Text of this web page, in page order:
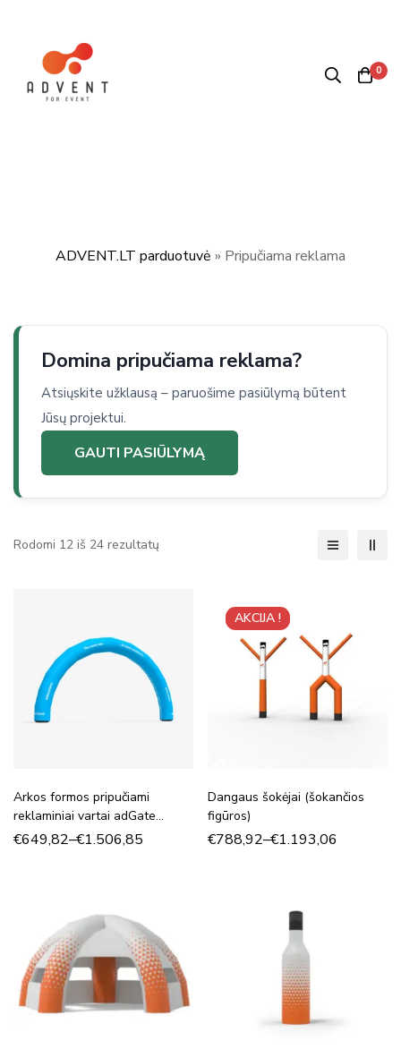
0
ADVENT.LT parduotuvė » Pripučiama reklama
Domina pripučiama reklama?
Atsiųskite užklausą – paruošime pasiūlymą būtent
Jūsų projektui.
GAUTI PASIŪLYMĄ
Rodomi 12 iš 24 rezultatų
Arkos formos pripučiami
reklaminiai vartai adGate
Round
€649,82–€1.506,85
AKCIJA !
Dangaus šokėjai (šokančios
figūros)
€788,92–€1.193,06